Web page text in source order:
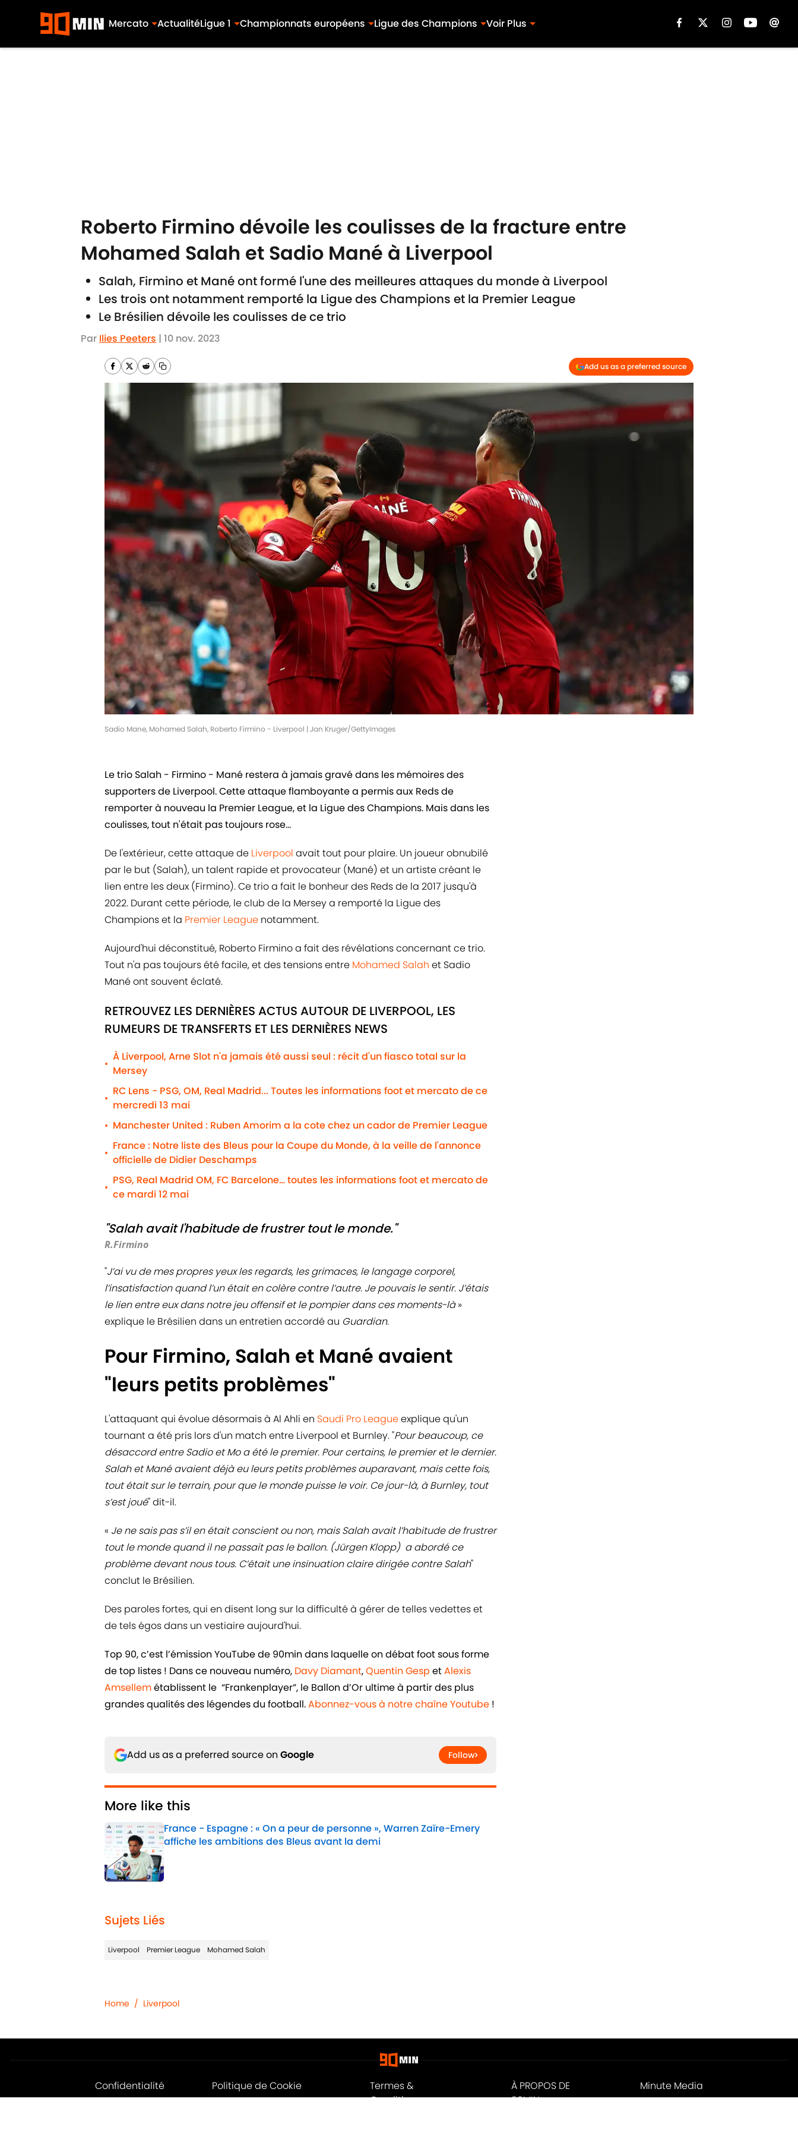
Mercato ActualitéLigue 1 Championnats européens Ligue des Champions Voir Plus
Roberto Firmino dévoile les coulisses de la fracture entre
Mohamed Salah et Sadio Mané à Liverpool
Salah, Firmino et Mané ont formé l'une des meilleures attaques du monde à Liverpool
Les trois ont notamment remporté la Ligue des Champions et la Premier League
Le Brésilien dévoile les coulisses de ce trio
Par Ilies Peeters | 10 nov. 2023
Add us as a preferred source
Sadio Mane, Mohamed Salah, Roberto Firmino - Liverpool | Jan Kruger/GettyImages
Le trio Salah - Firmino - Mané restera à jamais gravé dans les mémoires des
supporters de Liverpool. Cette attaque flamboyante a permis aux Reds de
remporter à nouveau la Premier League, et la Ligue des Champions. Mais dans les
coulisses, tout n'était pas toujours rose...
De l'extérieur, cette attaque de Liverpool avait tout pour plaire. Un joueur obnubilé
par le but (Salah), un talent rapide et provocateur (Mané) et un artiste créant le
lien entre les deux (Firmino). Ce trio a fait le bonheur des Reds de la 2017 jusqu'à
2022. Durant cette période, le club de la Mersey a remporté la Ligue des
Champions et la Premier League notamment.
Aujourd'hui déconstitué, Roberto Firmino a fait des révélations concernant ce trio.
Tout n'a pas toujours été facile, et des tensions entre Mohamed Salah et Sadio
Mané ont souvent éclaté.
RETROUVEZ LES DERNIÈRES ACTUS AUTOUR DE LIVERPOOL, LES
RUMEURS DE TRANSFERTS ET LES DERNIÈRES NEWS
•
À Liverpool, Arne Slot n'a jamais été aussi seul : récit d'un fiasco total sur la
Mersey
•
RC Lens - PSG, OM, Real Madrid... Toutes les informations foot et mercato de ce
mercredi 13 mai
• Manchester United : Ruben Amorim a la cote chez un cador de Premier League
•
France : Notre liste des Bleus pour la Coupe du Monde, à la veille de l'annonce
officielle de Didier Deschamps
•
PSG, Real Madrid OM, FC Barcelone… toutes les informations foot et mercato de
ce mardi 12 mai
"Salah avait l'habitude de frustrer tout le monde."
R.Firmino
"J’ai vu de mes propres yeux les regards, les grimaces, le langage corporel,
l’insatisfaction quand l’un était en colère contre l’autre. Je pouvais le sentir. J’étais
le lien entre eux dans notre jeu offensif et le pompier dans ces moments-là»
explique le Brésilien dans un entretien accordé au Guardian.
Pour Firmino, Salah et Mané avaient
"leurs petits problèmes"
L'attaquant qui évolue désormais à Al Ahli en Saudi Pro Leagueexplique qu'un
tournant a été pris lors d'un match entre Liverpool et Burnley. "Pour beaucoup, ce
désaccord entre Sadio et Mo a été le premier. Pour certains, le premier et le dernier.
Salah et Mané avaient déjà eu leurs petits problèmes auparavant, mais cette fois,
tout était sur le terrain, pour que le monde puisse le voir. Ce jour-là, à Burnley, tout
s’est joué" dit-il.
« Je ne sais pas s’il en était conscient ou non, mais Salah avait l’habitude de frustrer
tout le monde quand il ne passait pas le ballon. (Jürgen Klopp) a abordé ce
problème devant nous tous. C’était une insinuation claire dirigée contre Salah"
conclut le Brésilien.
Des paroles fortes, qui en disent long sur la difficulté à gérer de telles vedettes et
de tels égos dans un vestiaire aujourd'hui.
Top 90, c’est l’émission YouTube de 90min dans laquelle on débat foot sous forme
de top listes ! Dans ce nouveau numéro, Davy Diamant,Quentin Gesp etAlexis
Amsellemétablissent le “Frankenplayer”, le Ballon d’Or ultime à partir des plus
grandes qualités des légendes du football.Abonnez-vous à notre chaîne Youtube !
Add us as a preferred source on Google Follow
More like this
France - Espagne : « On a peur de personne », Warren Zaïre-Emery
affiche les ambitions des Bleus avant la demi
Sujets Liés
Liverpool Premier League Mohamed Salah
Home / Liverpool
Confidentialité Politique de Cookie
Termes &
Conditions
À PROPOS DE
90MIN
Minute Media